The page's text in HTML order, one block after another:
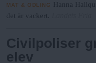
MAT & ODLING
Hanna
det är vackert.
Civilpoliser
elev